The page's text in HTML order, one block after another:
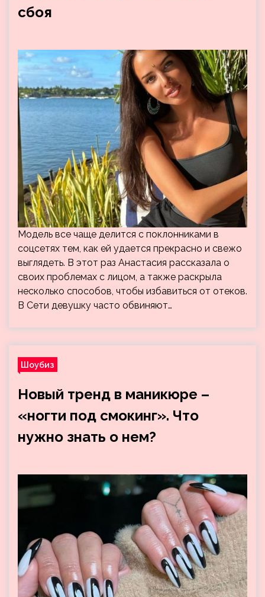
сбоя
Модель все чаще делится с поклонниками в
соцсетях тем, как ей удается прекрасно и свежо
выглядеть. В этот раз Анастасия рассказала о
своих проблемах с лицом, а также раскрыла
несколько способов, чтобы избавиться от отеков.
В Сети девушку часто обвиняют…
Шоубиз
Новый тренд в маникюре –
«ногти под смокинг». Что
нужно знать о нем?